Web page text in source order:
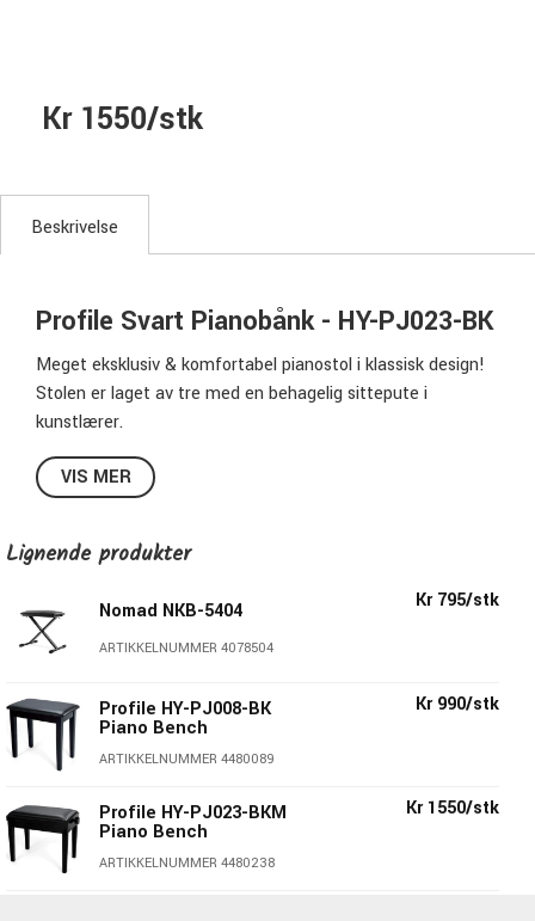
Kr 1550/stk
Beskrivelse
Profile Svart Pianobånk - HY-PJ023-BK
Meget eksklusiv & komfortabel pianostol i klassisk design!
Stolen er laget av tre med en behagelig sittepute i
kunstlærer.
For at du skal finne den perfekte sittehöyden er stolen
justerbar i høyde. Du vrir bare på hjulet på siden for enkel
Kvaliteten er like flott som prisen og utseendet!
Høyde:48-56 cm
Dybde:34cm
Materiale:
Sitteflate:
Justerbar høyde
Eksklusivt utseende
Pris per stykk
VIS MER
Lignende produkter
Nomad NKB-5404
ARTIKKELNUMMER 4078504
Kr 795/stk
Profile HY-PJ008-BK
Piano Bench
ARTIKKELNUMMER 4480089
Kr 990/stk
Profile HY-PJ023-BKM
Piano Bench
ARTIKKELNUMMER 4480238
Kr 1550/stk